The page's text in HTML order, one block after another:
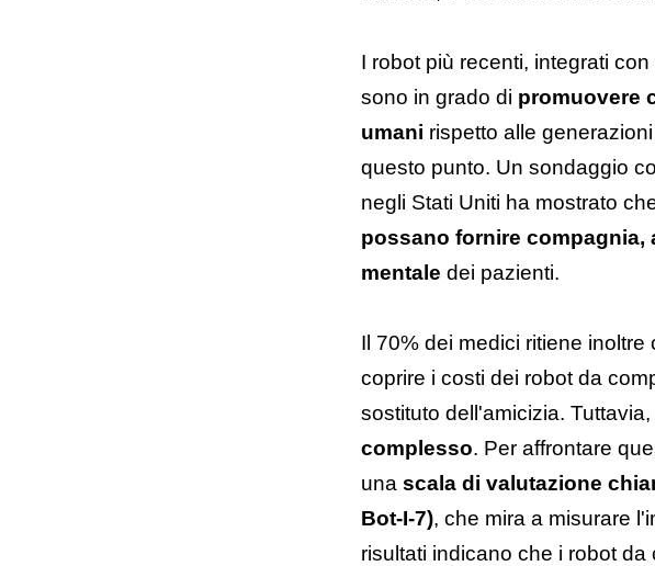
I robot più recenti, integrati
sono in grado di promuovere
umani rispetto alle
questo punto. Un sondaggio
negli Stati Uniti ha mostrato
possano fornire compagnia,
mentale dei pazienti.
Il 70% dei medici ritiene
coprire i costi dei robot da
sostituto dell'amicizia. Tuttavia,
complesso. Per affrontare
una scala di valutazione
Bot-I-7), che mira a misurare
risultati indicano che i robot